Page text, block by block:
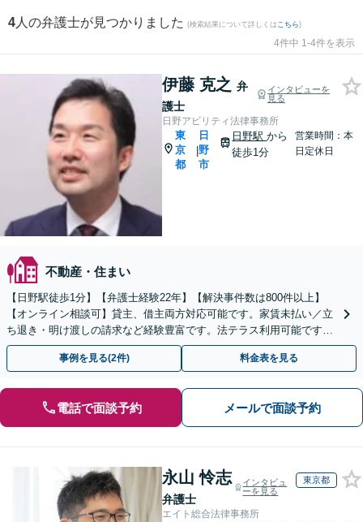
4 人の弁護士が見つかりました (検索結果について詳しくは こちら)
4件中 1-4件を表示
伊藤 克之 弁
護士
インタビューを
見る
日野アビリティ法律事務所
東
京
都
|
日
野
市
日野駅から
徒歩1分
営業時間：本
日定休日
不動産・住まい
【日野駅徒歩1分】【弁護士経験22年】【解決事件数は800件以上】
【オンライン相談可】貸主、借主両方対応可能です。家賃未払い／立
ち退き・明け渡しの請求など経験豊富です。法テラス利用可能です。
家賃が払えないなどご相談もお受けします。
事例を見る(2件) 料金表を見る
電話で面談予約 メールで面談予約
永山 怜志
弁護士
インタビュ
ーを見る
東京都
エイト総合法律事務所